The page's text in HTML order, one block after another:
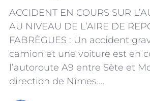
ACCIDENT EN COURS SUR
AU NIVEAU DE L’AIRE DE
FABRÈGUES : Un accident
camion et une voiture est en
l’autoroute A9 entre Sète et
direction de Nîmes.…